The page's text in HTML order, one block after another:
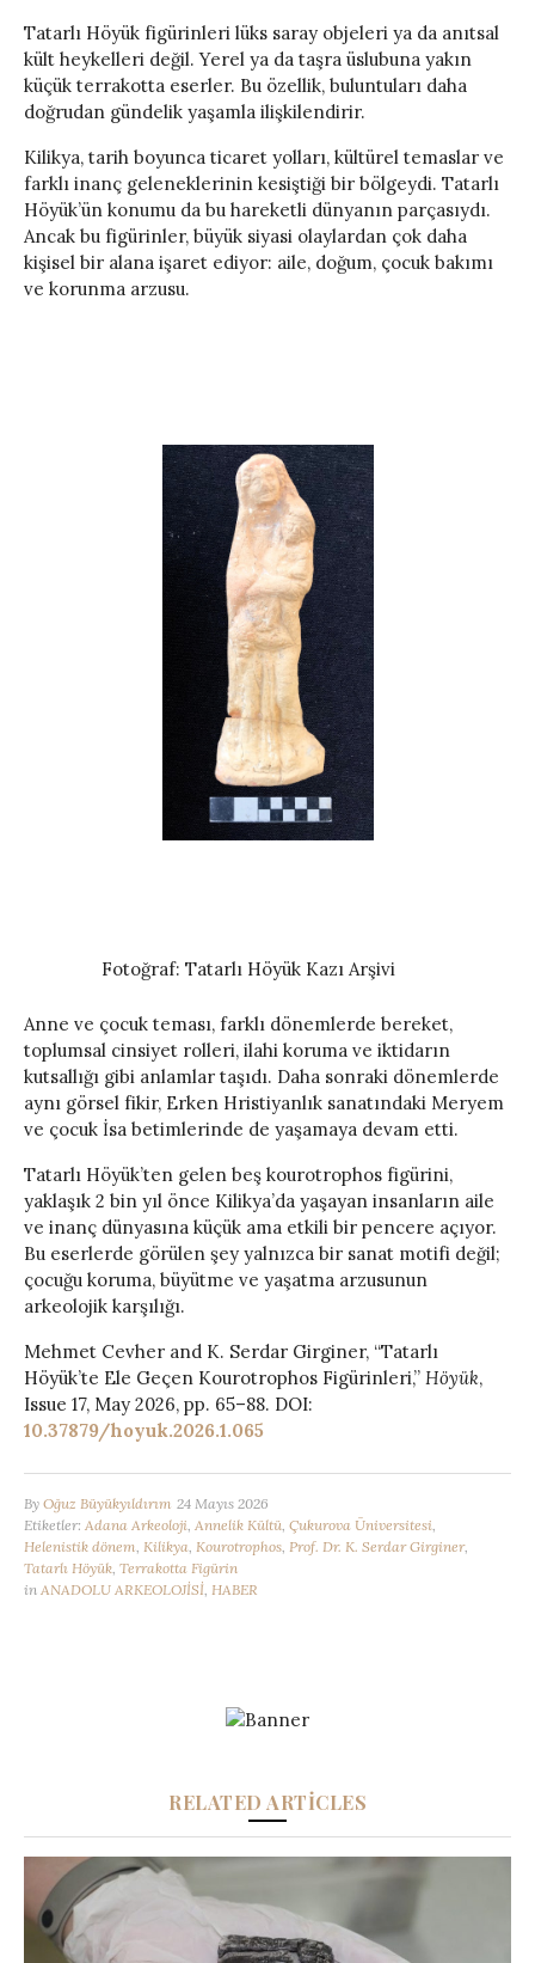
Tatarlı Höyük figürinleri lüks saray objeleri ya da anıtsal
kült heykelleri değil. Yerel ya da taşra üslubuna yakın
küçük terrakotta eserler. Bu özellik, buluntuları daha
doğrudan gündelik yaşamla ilişkilendirir.
Kilikya, tarih boyunca ticaret yolları, kültürel temaslar ve
farklı inanç geleneklerinin kesiştiği bir bölgeydi. Tatarlı
Höyük’ün konumu da bu hareketli dünyanın parçasıydı.
Ancak bu figürinler, büyük siyasi olaylardan çok daha
kişisel bir alana işaret ediyor: aile, doğum, çocuk bakımı
ve korunma arzusu.
Fotoğraf: Tatarlı Höyük Kazı Arşivi
Anne ve çocuk teması, farklı dönemlerde bereket,
toplumsal cinsiyet rolleri, ilahi koruma ve iktidarın
kutsallığı gibi anlamlar taşıdı. Daha sonraki dönemlerde
aynı görsel fikir, Erken Hristiyanlık sanatındaki Meryem
ve çocuk İsa betimlerinde de yaşamaya devam etti.
Tatarlı Höyük’ten gelen beş kourotrophos figürini,
yaklaşık 2 bin yıl önce Kilikya’da yaşayan insanların aile
ve inanç dünyasına küçük ama etkili bir pencere açıyor.
Bu eserlerde görülen şey yalnızca bir sanat motifi değil;
çocuğu koruma, büyütme ve yaşatma arzusunun
arkeolojik karşılığı.
Mehmet Cevher and K. Serdar Girginer, “Tatarlı
Höyük’te Ele Geçen Kourotrophos Figürinleri,” Höyük,
Issue 17, May 2026, pp. 65–88. DOI:
10.37879/hoyuk.2026.1.065
By Oğuz Büyükyıldırım 24 Mayıs 2026
Etiketler: Adana Arkeoloji Annelik Kültü Çukurova Üniversitesi
Helenistik dönem Kilikya Kourotrophos Prof. Dr. K. Serdar Girginer,
Tatarlı Höyük Terrakotta Figürin
in ANADOLU ARKEOLOJİSİ HABER
RELATED ARTICLES